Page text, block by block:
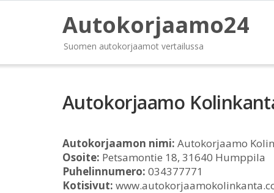
Autokorjaamo24
Suomen autokorjaamot vertailussa
Autokorjaamo
Autokorjaamon nimi: Autokorjaamo
Osoite: Petsamontie 18, 31640 Humppila
Puhelinnumero: 034377771
Kotisivut: